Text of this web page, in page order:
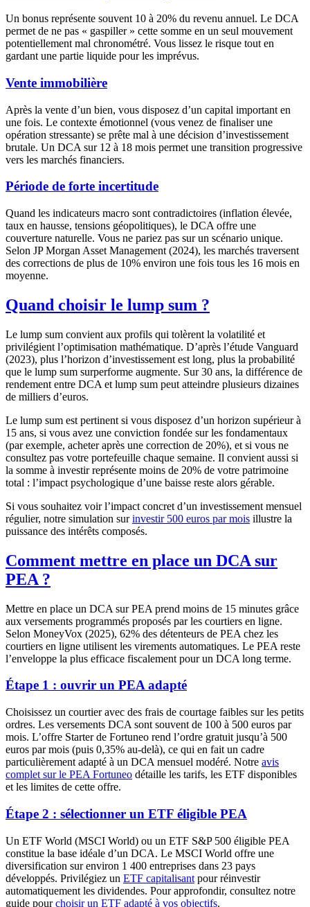
Un bonus représente souvent 10 à 20% du revenu annuel. Le DCA
permet de ne pas « gaspiller » cette somme en un seul mouvement
potentiellement mal chronométré. Vous lissez le risque tout en
gardant une partie liquide pour les imprévus.
Vente immobilière
Après la vente d’un bien, vous disposez d’un capital important en
une fois. Le contexte émotionnel (vous venez de finaliser une
opération stressante) se prête mal à une décision d’investissement
brutale. Un DCA sur 12 à 18 mois permet une transition progressive
vers les marchés financiers.
Période de forte incertitude
Quand les indicateurs macro sont contradictoires (inflation élevée,
taux en hausse, tensions géopolitiques), le DCA offre une
couverture naturelle. Vous ne pariez pas sur un scénario unique.
Selon JP Morgan Asset Management (2024), les marchés traversent
des corrections de plus de 10% environ une fois tous les 16 mois en
moyenne.
Quand choisir le lump sum ?
Le lump sum convient aux profils qui tolèrent la volatilité et
privilégient l’optimisation mathématique. D’après l’étude Vanguard
(2023), plus l’horizon d’investissement est long, plus la probabilité
que le lump sum surperforme augmente. Sur 30 ans, la différence de
rendement entre DCA et lump sum peut atteindre plusieurs dizaines
de milliers d’euros.
Le lump sum est pertinent si vous disposez d’un horizon supérieur à
15 ans, si vous avez une conviction fondée sur les fondamentaux
(par exemple, acheter après une correction de 20%), et si vous ne
consultez pas votre portefeuille chaque semaine. Il convient aussi si
la somme à investir représente moins de 20% de votre patrimoine
total : l’impact psychologique d’une baisse reste alors gérable.
Si vous souhaitez voir l’impact concret d’un investissement mensuel
régulier, notre simulation surinvestir 500 euros par mois illustre la
puissance des intérêts composés.
Comment mettre en place un DCA sur
PEA ?
Mettre en place un DCA sur PEA prend moins de 15 minutes grâce
aux versements programmés proposés par les courtiers en ligne.
Selon MoneyVox (2025), 62% des détenteurs de PEA chez les
courtiers en ligne utilisent les virements automatiques. Le PEA reste
l’enveloppe la plus efficace fiscalement pour un DCA long terme.
Étape 1 : ouvrir un PEA adapté
Choisissez un courtier avec des frais de courtage faibles sur les petits
ordres. Les versements DCA sont souvent de 100 à 500 euros par
mois. L’offre Starter de Fortuneo rend l’ordre gratuit jusqu’à 500
euros par mois (puis 0,35% au-delà), ce qui en fait un cadre
particulièrement adapté à un DCA mensuel modéré. Notre avis
complet sur le PEA Fortuneo détaille les tarifs, les ETF disponibles
et les limites de cette offre.
Étape 2 : sélectionner un ETF éligible PEA
Un ETF World (MSCI World) ou un ETF S&P 500 éligible PEA
constitue la base idéale d’un DCA. Le MSCI World offre une
diversification sur environ 1 400 entreprises dans 23 pays
développés. Privilégiez un ETF capitalisant pour réinvestir
automatiquement les dividendes. Pour approfondir, consultez notre
guide pourchoisir un ETF adapté à vos objectifs.